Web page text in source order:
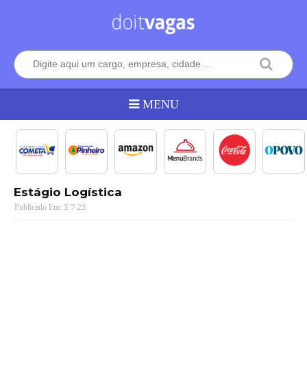
Estágio Logística
3.7.23